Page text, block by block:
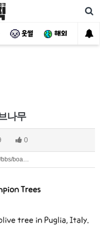
웃썰 해외 핫
나무
0
bbs/boa…